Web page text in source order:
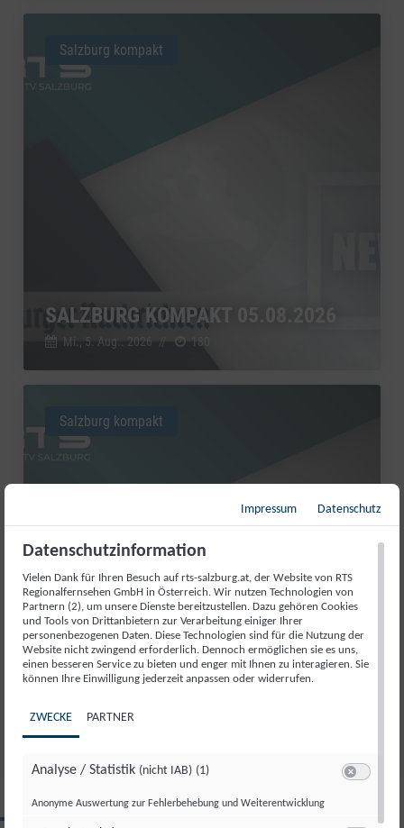
SALZBURG KOMPAKT 05.08.2026
Mi., 5. Aug.. 2026 // 180
Salzburg kompakt
SALZBURG KOMPAKT VOM
04.08.2026
Di., 4. Aug.. 2026
Salzburg kompakt
CLIPS AUS DIESER REGION
Impressum Datenschutz
Datenschutzinformation
Vielen Dank für Ihren Besuch auf rts-salzburg.at, der Website von RTS
Regionalfernsehen GmbH in Österreich. Wir nutzen Technologien von
Partnern (2), um unsere Dienste bereitzustellen. Dazu gehören Cookies
und Tools von Drittanbietern zur Verarbeitung einiger Ihrer
personenbezogenen Daten. Diese Technologien sind für die Nutzung der
Website nicht zwingend erforderlich. Dennoch ermöglichen sie es uns,
einen besseren Service zu bieten und enger mit Ihnen zu interagieren. Sie
können Ihre Einwilligung jederzeit anpassen oder widerrufen.
ZWECKE PARTNER
Analyse / Statistik (nicht IAB) (1)
Anonyme Auswertung zur Fehlerbehebung und Weiterentwicklung